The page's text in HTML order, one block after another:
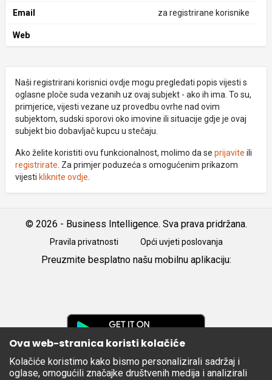
Email za registrirane korisnike
Web
Naši registrirani korisnici ovdje mogu pregledati popis vijesti s
oglasne ploče suda vezanih uz ovaj subjekt - ako ih ima. To su,
primjerice, vijesti vezane uz provedbu ovrhe nad ovim
subjektom, sudski sporovi oko imovine ili situacije gdje je ovaj
subjekt bio dobavljač kupcu u stečaju.
Ako želite koristiti ovu funkcionalnost, molimo da se prijavite ili
registrirate . Za primjer poduzeća s omogućenim prikazom
vijesti kliknite ovdje
© 2026 - Business Intelligence. Sva prava pridržana.
Pravila privatnosti Opći uvjeti poslovanja
Preuzmite besplatno našu mobilnu aplikaciju:
Apple
Ova web-stranica koristi kolačiće
Kolačiće koristimo kako bismo personalizirali sadržaj i
oglase, omogućili značajke društvenih medija i analizirali